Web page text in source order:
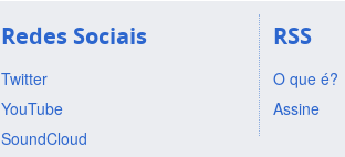
Redes Sociais
Twitter
YouTube
SoundCloud
RSS
O que é?
Assine